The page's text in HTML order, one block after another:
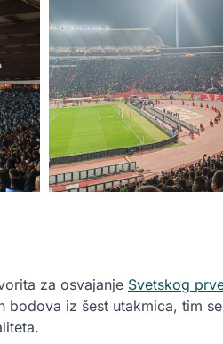
za osvajanje Svetskog
bodova iz šest utakmica, tim